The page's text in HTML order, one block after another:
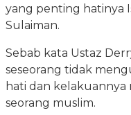
yang penting hatinya
Sulaiman.
Sebab kata Ustaz
seseorang tidak
hati dan
seorang muslim.